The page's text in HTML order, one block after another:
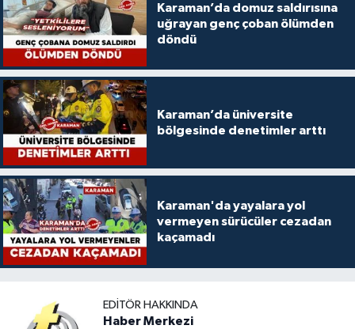
Karaman’da domuz saldırısına
uğrayan genç çoban ölümden
döndü
Karaman’da üniversite
bölgesinde denetimler arttı
Karaman'da yayalara yol
vermeyen sürücüler cezadan
kaçamadı
EDITÖR HAKKINDA
Haber Merkezi